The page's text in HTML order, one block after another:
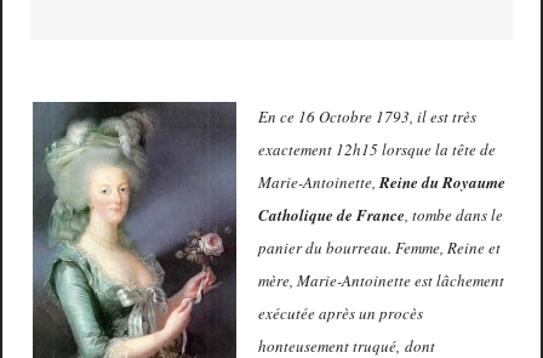
En ce 16 Octobre 1793, il est très
exactement 12h15 lorsque la tête de
Marie-Antoinette,Reine du Royaume
Catholique de France, tombe dans le
panier du bourreau. Femme, Reine et
mère, Marie-Antoinette est lâchement
exécutée après un procès
honteusement truqué, dont